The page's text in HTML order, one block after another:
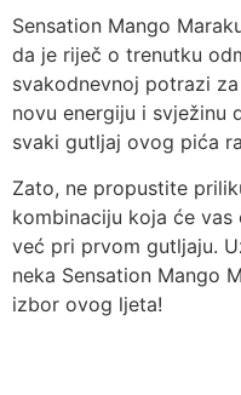
Sensation Mango
da je riječ o trenutku
svakodnevnoj potrazi
novu energiju i svježinu
svaki gutljaj ovog pića
Zato, ne propustite
kombinaciju koja će
već pri prvom gutljaju.
neka Sensation Mango
izbor ovog ljeta!